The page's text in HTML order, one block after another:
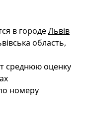
в городеЛьвів
область,
среднюю оценку
номеру